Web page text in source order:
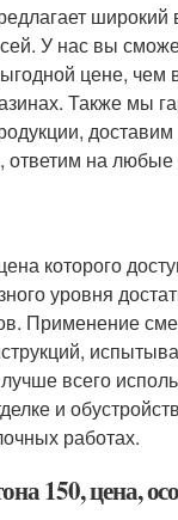
широкий
У нас вы
цене, чем
Также мы
ответим на
которого
уровня
Применение
всего
и
работах.
150, цена,